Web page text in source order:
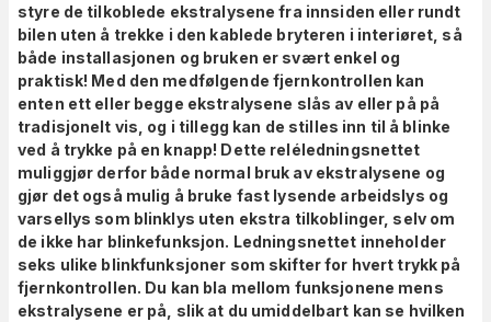
styre de tilkoblede ekstralysene fra innsiden eller rundt
bilen uten å trekke i den kablede bryteren i interiøret, så
både installasjonen og bruken er svært enkel og
praktisk! Med den medfølgende fjernkontrollen kan
enten ett eller begge ekstralysene slås av eller på på
tradisjonelt vis, og i tillegg kan de stilles inn til å blinke
ved å trykke på en knapp! Dette reléledningsnettet
muliggjør derfor både normal bruk av ekstralysene og
gjør det også mulig å bruke fast lysende arbeidslys og
varsellys som blinklys uten ekstra tilkoblinger, selv om
de ikke har blinkefunksjon. Ledningsnettet inneholder
seks ulike blinkfunksjoner som skifter for hvert trykk på
fjernkontrollen. Du kan bla mellom funksjonene mens
ekstralysene er på, slik at du umiddelbart kan se hvilken